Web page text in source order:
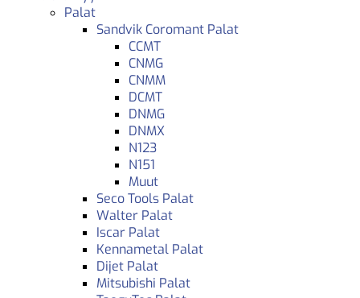
Palat
Sandvik Coromant Palat
CCMT
CNMG
CNMM
DCMT
DNMG
DNMX
N123
N151
Muut
Seco Tools Palat
Walter Palat
Iscar Palat
Kennametal Palat
Dijet Palat
Mitsubishi Palat